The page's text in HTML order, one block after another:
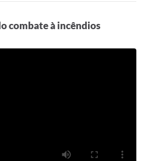
combate à incêndios